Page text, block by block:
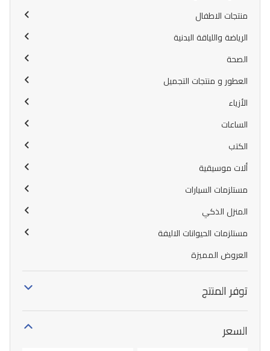
منتجات الاطفال
الرياضة واللياقة البدنية
الصحة
العطور و منتجات التجميل
الأزياء
الساعات
الكتب
ألات موسيقية
مستلزمات السيارات
المنزل الذكي
مستلزمات الحيوانات الاليفة
العروض المميزة
توفر المنتج
السعر